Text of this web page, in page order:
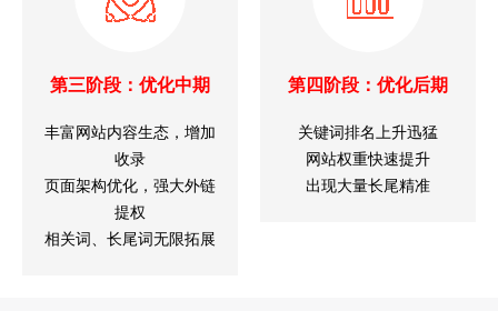
第三阶段：优化中期
丰富网站内容生态，增加
收录
页面架构优化，强大外链
提权
相关词、长尾词无限拓展
第四阶段：优化后期
关键词排名上升迅猛
网站权重快速提升
出现大量长尾精准